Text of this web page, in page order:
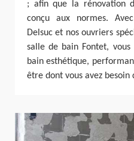
; afin que la rénovation
conçu aux normes.
Delsuc et nos ouvriers
salle de bain Fontet, vous
bain esthétique,
être dont vous avez besoin